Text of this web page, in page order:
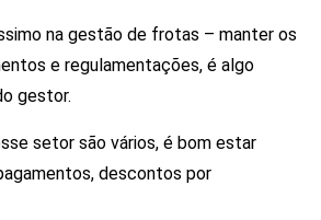
na gestão de frotas – manter os
e regulamentações, é algo
gestor.
setor são vários, é bom estar
descontos por